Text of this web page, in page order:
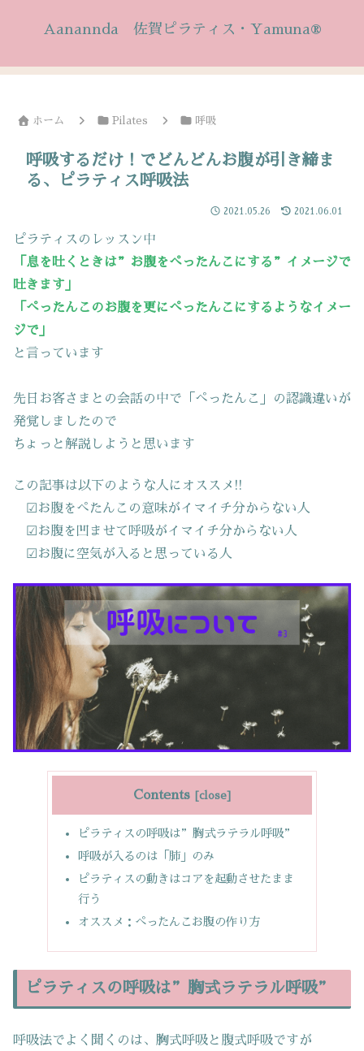
Aanannda 佐賀ピラティス・Yamuna®
ホーム Pilates 呼吸
呼吸するだけ！でどんどんお腹が引き締ま
る、ピラティス呼吸法
2021.05.26 2021.06.01
ピラティスのレッスン中
「息を吐くときは”お腹をぺったんこにする”イメージで
吐きます」
「ぺったんこのお腹を更にぺったんこにするようなイメー
ジで」
と言っています
先日お客さまとの会話の中で「ぺったんこ」の認識違いが
発覚しましたので
ちょっと解説しようと思います
この記事は以下のような人にオススメ!!
☑お腹をぺたんこの意味がイマイチ分からない人
☑お腹を凹ませて呼吸がイマイチ分からない人
☑お腹に空気が入ると思っている人
Contents
ピラティスの呼吸は”胸式ラテラル呼吸”
呼吸が入るのは「肺」のみ
ピラティスの動きはコアを起動させたまま
行う
オススメ：ぺったんこお腹の作り方
ピラティスの呼吸は”胸式ラテラル呼吸”
呼吸法でよく聞くのは、胸式呼吸と腹式呼吸ですが